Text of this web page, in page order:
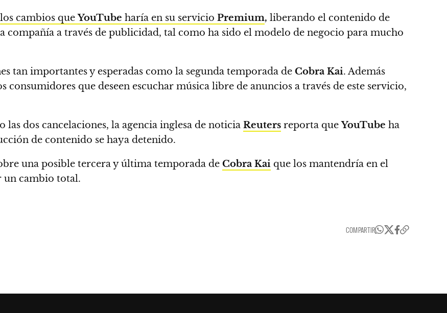
los cambios queYouTube haría en su servicio Premium, liberando el contenido de
compañía a través de publicidad, tal como ha sido el modelo de negocio para mucho
tan importantes y esperadas como la segunda temporada de Cobra Kai. Además
consumidores que deseen escuchar música libre de anuncios a través de este servicio,
dos cancelaciones, la agencia inglesa de noticia Reuters reporta queYouTube ha
de contenido se haya detenido.
una posible tercera y última temporada de Cobra Kai que los mantendría en el
un cambio total.
COMPARTIR